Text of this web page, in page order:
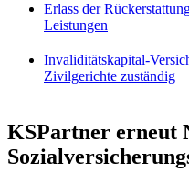
Erlass der
Leistungen
Invaliditätskapital-
Zivilgerichte zuständig
KSPartner erneut